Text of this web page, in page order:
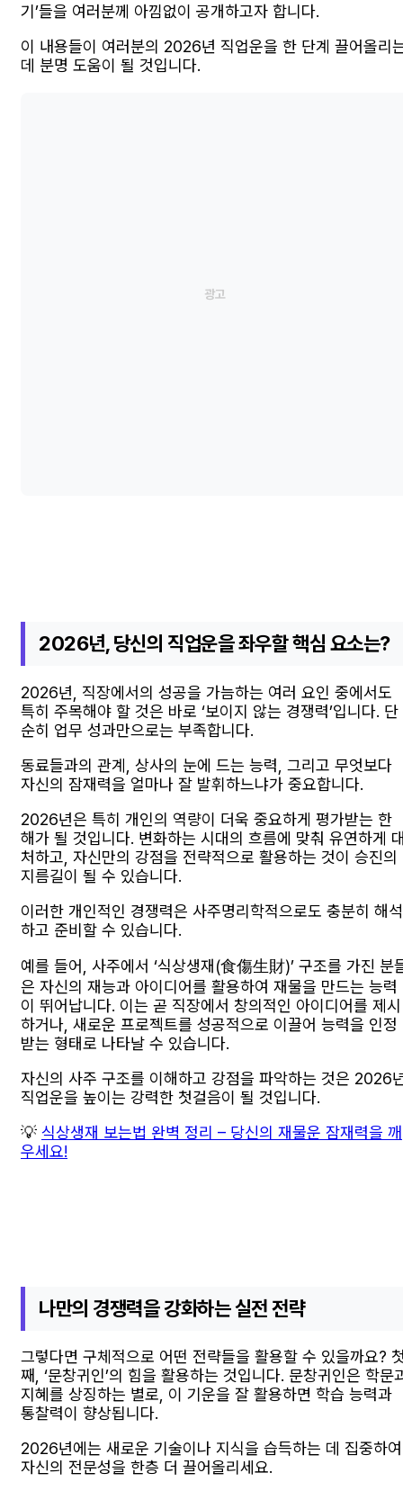
기’들을 여러분께 아낌없이 공개하고자 합니다.
이 내용들이 여러분의 2026년 직업운을 한 단계 끌어올리
데 분명 도움이 될 것입니다.
2026년, 당신의 직업운을 좌우할 핵심 요소는?
2026년, 직장에서의 성공을 가늠하는 여러 요인 중에서도
특히 주목해야 할 것은 바로 ‘보이지 않는 경쟁력’입니다. 단
순히 업무 성과만으로는 부족합니다.
동료들과의 관계, 상사의 눈에 드는 능력, 그리고 무엇보다
자신의 잠재력을 얼마나 잘 발휘하느냐가 중요합니다.
2026년은 특히 개인의 역량이 더욱 중요하게 평가받는 한
해가 될 것입니다. 변화하는 시대의 흐름에 맞춰 유연하게
처하고, 자신만의 강점을 전략적으로 활용하는 것이 승진의
지름길이 될 수 있습니다.
이러한 개인적인 경쟁력은 사주명리학적으로도 충분히 해석
하고 준비할 수 있습니다.
예를 들어, 사주에서 ‘식상생재(食傷生財)’ 구조를 가진 분
은 자신의 재능과 아이디어를 활용하여 재물을 만드는 능력
이 뛰어납니다. 이는 곧 직장에서 창의적인 아이디어를 제시
하거나, 새로운 프로젝트를 성공적으로 이끌어 능력을 인정
받는 형태로 나타날 수 있습니다.
자신의 사주 구조를 이해하고 강점을 파악하는 것은 2026
직업운을 높이는 강력한 첫걸음이 될 것입니다.
💡 식상생재 보는법 완벽 정리 – 당신의 재물운 잠재력을 깨
우세요!
나만의 경쟁력을 강화하는 실전 전략
그렇다면 구체적으로 어떤 전략들을 활용할 수 있을까요?
째, ‘문창귀인’의 힘을 활용하는 것입니다. 문창귀인은 학문
지혜를 상징하는 별로, 이 기운을 잘 활용하면 학습 능력과
통찰력이 향상됩니다.
2026년에는 새로운 기술이나 지식을 습득하는 데 집중하여
자신의 전문성을 한층 더 끌어올리세요.